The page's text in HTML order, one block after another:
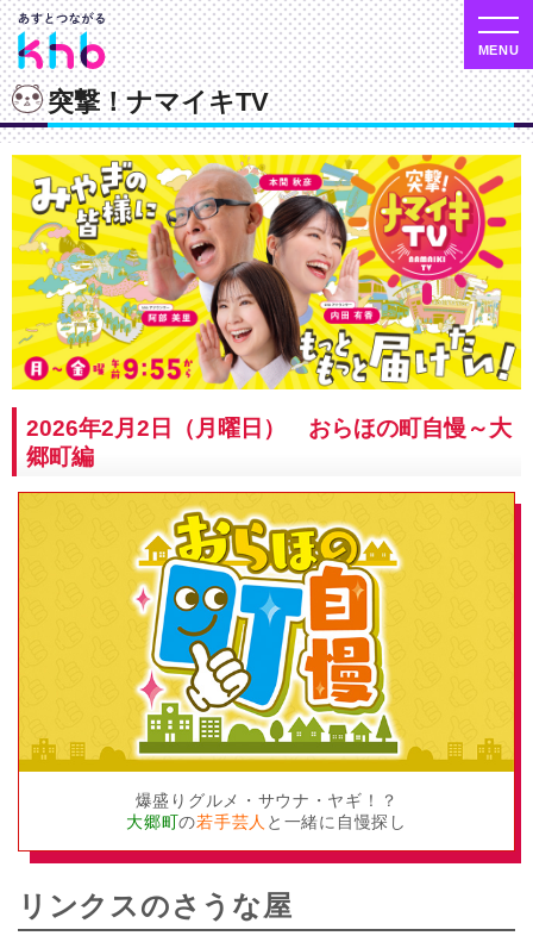
突撃！ナマイキTV
2026年2月2日（月曜日） おらほの町自慢～大
郷町編
爆盛りグルメ・サウナ・ヤギ！？
大郷町の若手芸人 と一緒に自慢探し
リンクスのさうな屋